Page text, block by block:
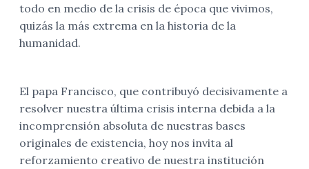
todo en medio de la crisis de época que vivimos,
quizás la más extrema en la historia de la
humanidad.
El papa Francisco, que contribuyó decisivamente a
resolver nuestra última crisis interna debida a la
incomprensión absoluta de nuestras bases
originales de existencia, hoy nos invita al
reforzamiento creativo de nuestra institución